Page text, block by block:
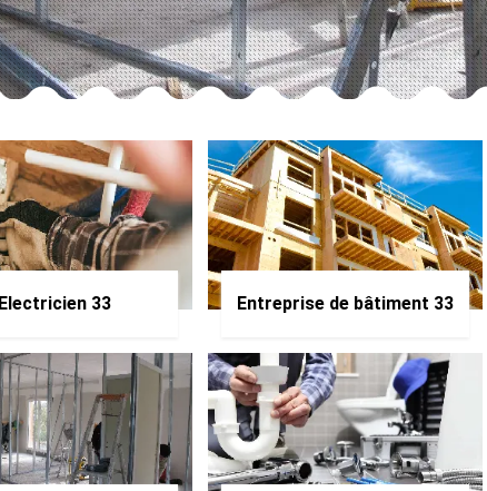
Electricien 33 Entreprise de bâtiment 33